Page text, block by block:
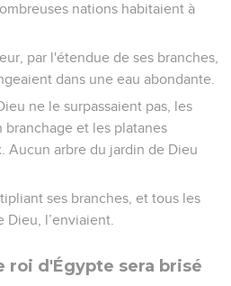
nations habitaient à
par l'étendue de ses branches,
dans une eau abondante.
ne le surpassaient pas, les
branchage et les platanes
Aucun arbre du jardin de Dieu
ses branches, et tous les
Dieu, l’enviaient.
roi d'Égypte sera brisé